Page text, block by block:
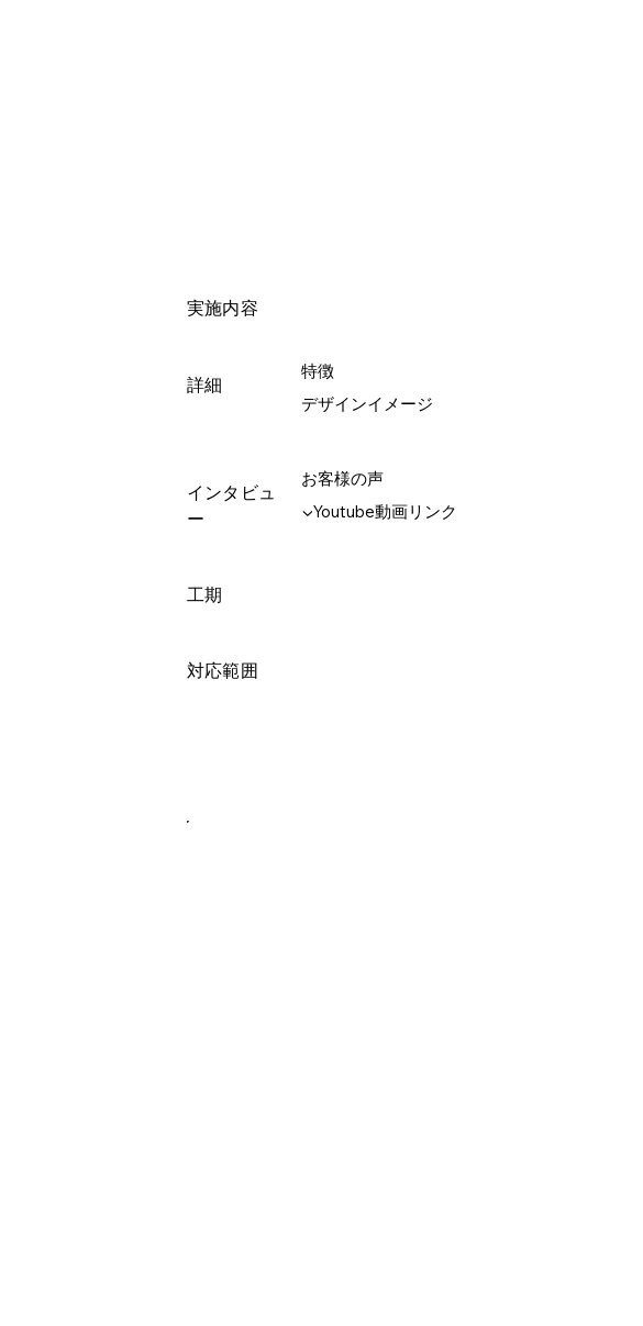
実施内容
詳細
特徴
デザインイメージ
インタビュ
ー
お客様の声
▼Youtube動画リンク
工期
対応範囲